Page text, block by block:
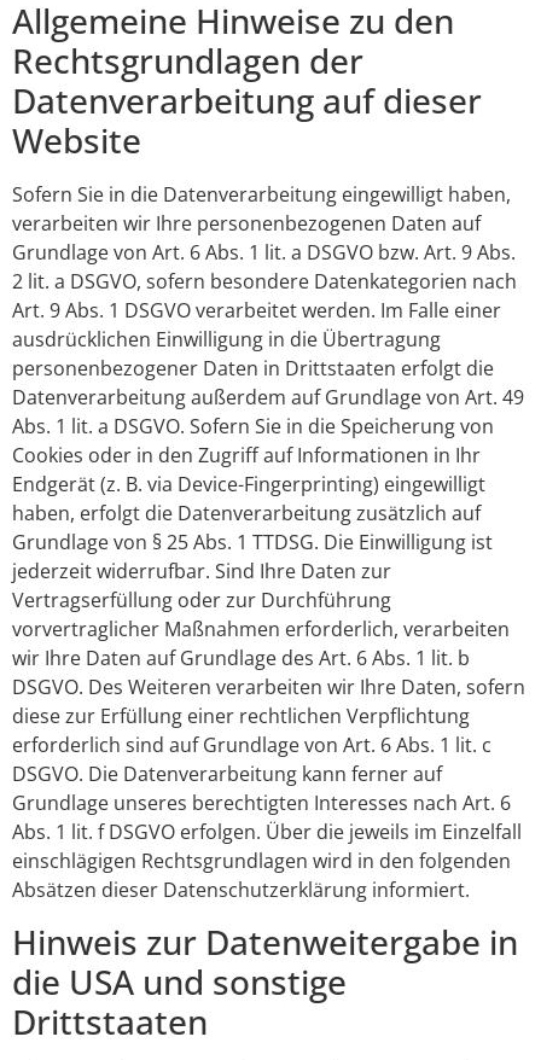
Allgemeine Hinweise zu den
Rechtsgrundlagen der
Datenverarbeitung auf dieser
Website
Sofern Sie in die Datenverarbeitung eingewilligt haben,
verarbeiten wir Ihre personenbezogenen Daten auf
Grundlage von Art. 6 Abs. 1 lit. a DSGVO bzw. Art. 9 Abs.
2 lit. a DSGVO, sofern besondere Datenkategorien nach
Art. 9 Abs. 1 DSGVO verarbeitet werden. Im Falle einer
ausdrücklichen Einwilligung in die Übertragung
personenbezogener Daten in Drittstaaten erfolgt die
Datenverarbeitung außerdem auf Grundlage von Art. 49
Abs. 1 lit. a DSGVO. Sofern Sie in die Speicherung von
Cookies oder in den Zugriff auf Informationen in Ihr
Endgerät (z. B. via Device-Fingerprinting) eingewilligt
haben, erfolgt die Datenverarbeitung zusätzlich auf
Grundlage von § 25 Abs. 1 TTDSG. Die Einwilligung ist
jederzeit widerrufbar. Sind Ihre Daten zur
Vertragserfüllung oder zur Durchführung
vorvertraglicher Maßnahmen erforderlich, verarbeiten
wir Ihre Daten auf Grundlage des Art. 6 Abs. 1 lit. b
DSGVO. Des Weiteren verarbeiten wir Ihre Daten, sofern
diese zur Erfüllung einer rechtlichen Verpflichtung
erforderlich sind auf Grundlage von Art. 6 Abs. 1 lit. c
DSGVO. Die Datenverarbeitung kann ferner auf
Grundlage unseres berechtigten Interesses nach Art. 6
Abs. 1 lit. f DSGVO erfolgen. Über die jeweils im Einzelfall
einschlägigen Rechtsgrundlagen wird in den folgenden
Absätzen dieser Datenschutzerklärung informiert.
Hinweis zur Datenweitergabe in
die USA und sonstige
Drittstaaten